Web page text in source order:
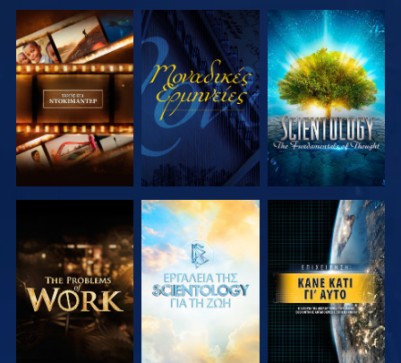
ΕΞΕΡΕΥΝΗΣΤΕ
ΤΗ ΣΕΙΡΑ
ΠΑΡΑΚΟΛΟΥΘΗΣΤΕ
ΕΞΕΡΕΥΝΗΣΤΕ
ΤΗ ΣΕΙΡΑ
ΕΞΕΡΕΥΝΗΣΤΕ
ΤΗ ΣΕΙΡΑ
ΕΞΕΡΕΥΝΗΣΤΕ
ΤΗ ΣΕΙΡΑ
ΠΑΡΑΚΟΛΟΥΘΗΣΤΕ